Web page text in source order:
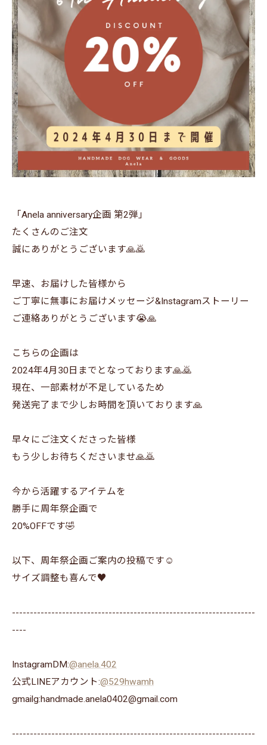
「Anela anniversary企画 第2弾」
たくさんのご注文
誠にありがとうございます🙏🙇
早速、お届けした皆様から
ご丁寧に無事にお届けメッセージ&Instagramストーリー
ご連絡ありがとうございます😭🙏
こちらの企画は
2024年4月30日までとなっております🙏🙇
現在、一部素材が不足しているため
発送完了まで少しお時間を頂いております🙏
早々にご注文くださった皆様
もう少しお待ちくださいませ🙏🙇
今から活躍するアイテムを
勝手に周年祭企画で
20%OFFです🤣
以下、周年祭企画ご案内の投稿です☺️
サイズ調整も喜んで♥️
--------------------------------------------------------------------
----
InstagramDM:@anela.402
公式LINEアカウント:@529hwamh
gmailg:handmade.anela0402@gmail.com
--------------------------------------------------------------------